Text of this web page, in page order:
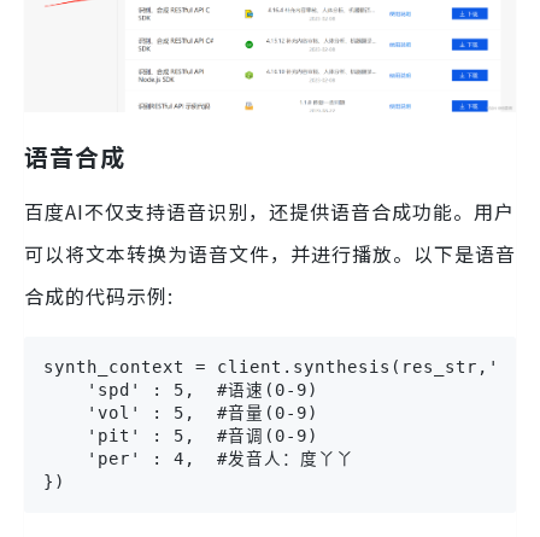
语音合成
百度AI不仅支持语音识别，还提供语音合成功能。用户
可以将文本转换为语音文件，并进行播放。以下是语音
合成的代码示例:
synth_context =
    'spd' : 5,  #语速(0-9)
    'vol' : 5,  #音量(0-9)
    'pit' : 5,  #音调(0-9)
    'per' : 4,  #发音人：度丫丫
})